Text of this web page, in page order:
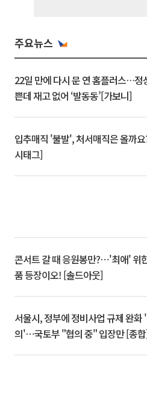
주요뉴스
22일 만에 다시 문 연 홈플러스…정
쁜데 재고 없어 ‘발동동’[가보니]
입추매직 '불발', 처서매직은 올까
시태그]
콘서트 갈 때 응원봉만?⋯'최애' 위
품 등장이오! [솔드아웃]
서울시, 정부에 정비사업 규제 완화
의'⋯국토부 "협의 중" 입장만 [종